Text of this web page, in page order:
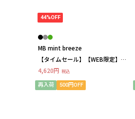
44%OFF
MB mint breeze
【タイムセール】【WEB限定】袖
シャーリング スリーブ チュニッ
クブラウス LL/3L/4L/5L MB mint
breezeミントブリーズ
4,620円 税込
再入荷 500円OFF